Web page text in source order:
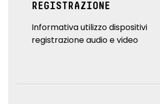
REGISTRAZIONE
Informativa utilizzo dispositivi
registrazione audio e video